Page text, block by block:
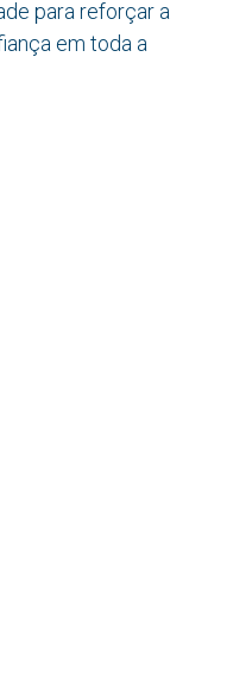
para reforçar a
em toda a